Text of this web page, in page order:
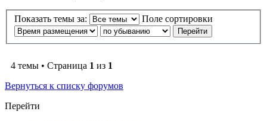
Показать темы за: Поле сортировки
4 темы • Страница 1 из 1
Вернуться к списку форумов
Перейти